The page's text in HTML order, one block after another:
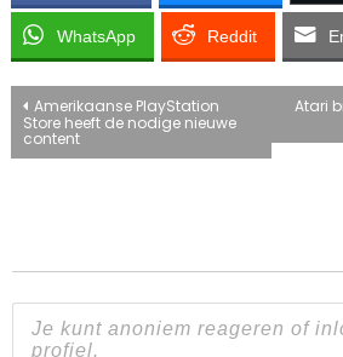
WhatsApp Reddit
Bericht
navigatie
Amerikaanse PlayStation
Store heeft de nodige nieuwe
content
Atari